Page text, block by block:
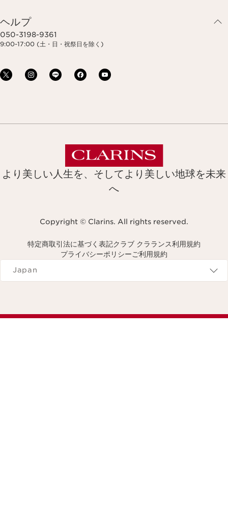
ヘルプ
050-3198-9361
9:00-17:00 (土・日・祝祭日を除く)
より美しい人生を、そしてより美しい地球を未来
へ
Copyright © Clarins. All rights reserved.
特定商取引法に基づく表記クラブ クラランス利用規約
プライバシーポリシーご利用規約
Navigates to
Japan